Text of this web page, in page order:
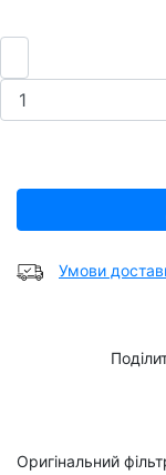
Умови
Оригінальний